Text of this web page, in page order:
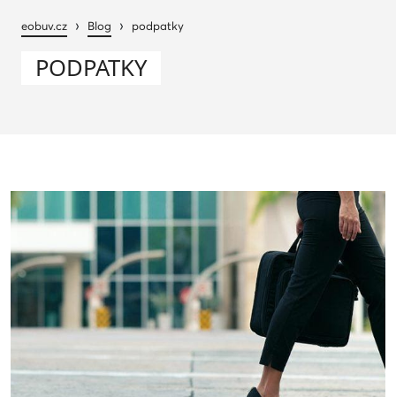
eobuv.cz › Blog › podpatky
PODPATKY